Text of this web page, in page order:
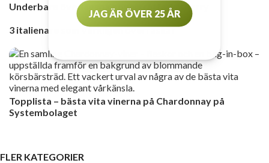
Underbara överlägsna oöverträffade sherry
3 italienare som verkligen överraskar
Topplista – bästa vita vinerna på Chardonnay på
Systembolaget
FLER KATEGORIER
JAG ÄR ÖVER 25 ÅR